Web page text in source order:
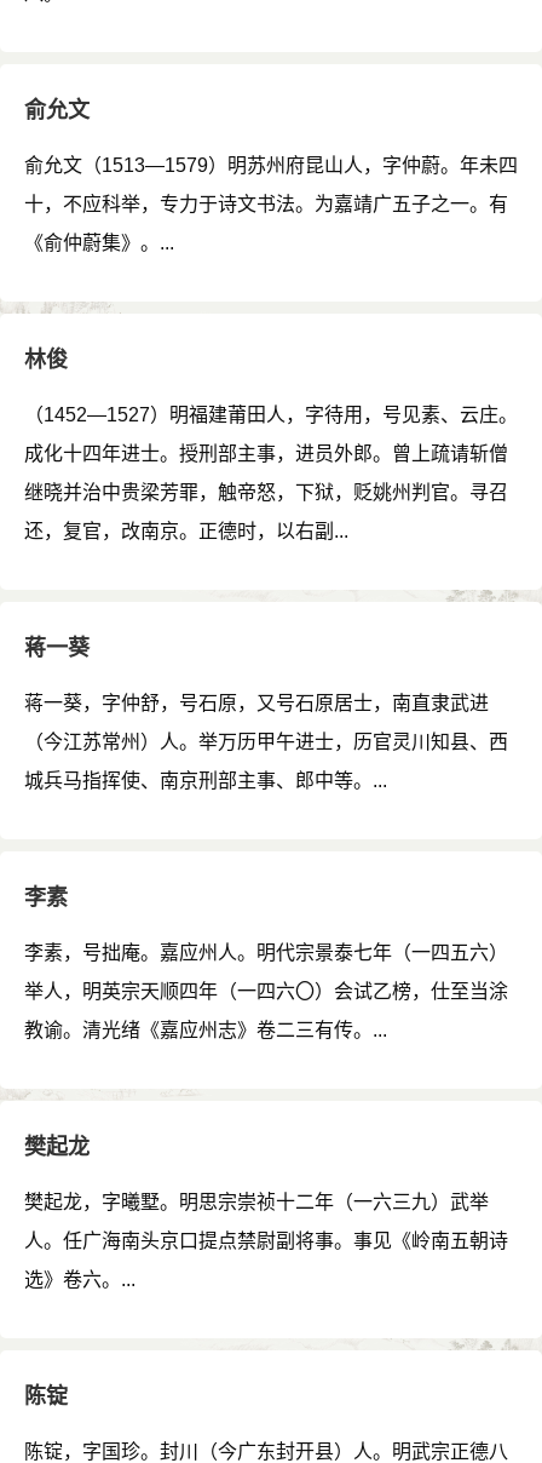
俞允文
俞允文（1513—1579）明苏州府昆山人，字仲蔚。年未四
十，不应科举，专力于诗文书法。为嘉靖广五子之一。有
《俞仲蔚集》。...
林俊
（1452—1527）明福建莆田人，字待用，号见素、云庄。
成化十四年进士。授刑部主事，进员外郎。曾上疏请斩僧
继晓并治中贵梁芳罪，触帝怒，下狱，贬姚州判官。寻召
还，复官，改南京。正德时，以右副...
蒋一葵
蒋一葵，字仲舒，号石原，又号石原居士，南直隶武进
（今江苏常州）人。举万历甲午进士，历官灵川知县、西
城兵马指挥使、南京刑部主事、郎中等。...
李素
李素，号拙庵。嘉应州人。明代宗景泰七年（一四五六）
举人，明英宗天顺四年（一四六〇）会试乙榜，仕至当涂
教谕。清光绪《嘉应州志》卷二三有传。...
樊起龙
樊起龙，字曦墅。明思宗崇祯十二年（一六三九）武举
人。任广海南头京口提点禁尉副将事。事见《岭南五朝诗
选》卷六。...
陈锭
陈锭，字国珍。封川（今广东封开县）人。明武宗正德八